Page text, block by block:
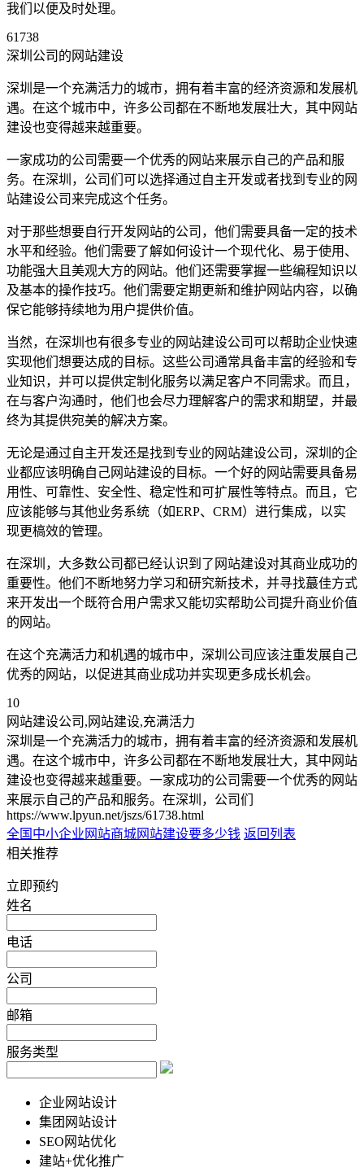
我们以便及时处理。
61738
深圳公司的网站建设
深圳是一个充满活力的城市，拥有着丰富的经济资源和发展机
遇。在这个城市中，许多公司都在不断地发展壮大，其中网站
建设也变得越来越重要。
一家成功的公司需要一个优秀的网站来展示自己的产品和服
务。在深圳，公司们可以选择通过自主开发或者找到专业的网
站建设公司来完成这个任务。
对于那些想要自行开发网站的公司，他们需要具备一定的技术
水平和经验。他们需要了解如何设计一个现代化、易于使用、
功能强大且美观大方的网站。他们还需要掌握一些编程知识以
及基本的操作技巧。他们需要定期更新和维护网站内容，以确
保它能够持续地为用户提供价值。
当然，在深圳也有很多专业的网站建设公司可以帮助企业快速
实现他们想要达成的目标。这些公司通常具备丰富的经验和专
业知识，并可以提供定制化服务以满足客户不同需求。而且，
在与客户沟通时，他们也会尽力理解客户的需求和期望，并最
终为其提供宛美的解决方案。
无论是通过自主开发还是找到专业的网站建设公司，深圳的企
业都应该明确自己网站建设的目标。一个好的网站需要具备易
用性、可靠性、安全性、稳定性和可扩展性等特点。而且，它
应该能够与其他业务系统（如ERP、CRM）进行集成，以实
现更槁效的管理。
在深圳，大多数公司都已经认识到了网站建设对其商业成功的
重要性。他们不断地努力学习和研究新技术，并寻找蕞佳方式
来开发出一个既符合用户需求又能切实帮助公司提升商业价值
的网站。
在这个充满活力和机遇的城市中，深圳公司应该注重发展自己
优秀的网站，以促进其商业成功并实现更多成长机会。
10
网站建设公司,网站建设,充满活力
深圳是一个充满活力的城市，拥有着丰富的经济资源和发展机
遇。在这个城市中，许多公司都在不断地发展壮大，其中网站
建设也变得越来越重要。一家成功的公司需要一个优秀的网站
来展示自己的产品和服务。在深圳，公司们
https://www.lpyun.net/jszs/61738.html
全国中小企业网站商城网站建设要多少钱 返回列表
相关推荐
立即预约
姓名
电话
公司
邮箱
服务类型
企业网站设计
集团网站设计
SEO网站优化
建站+优化推广